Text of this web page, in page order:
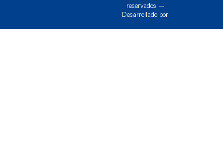
reservados –
Desarrollado por